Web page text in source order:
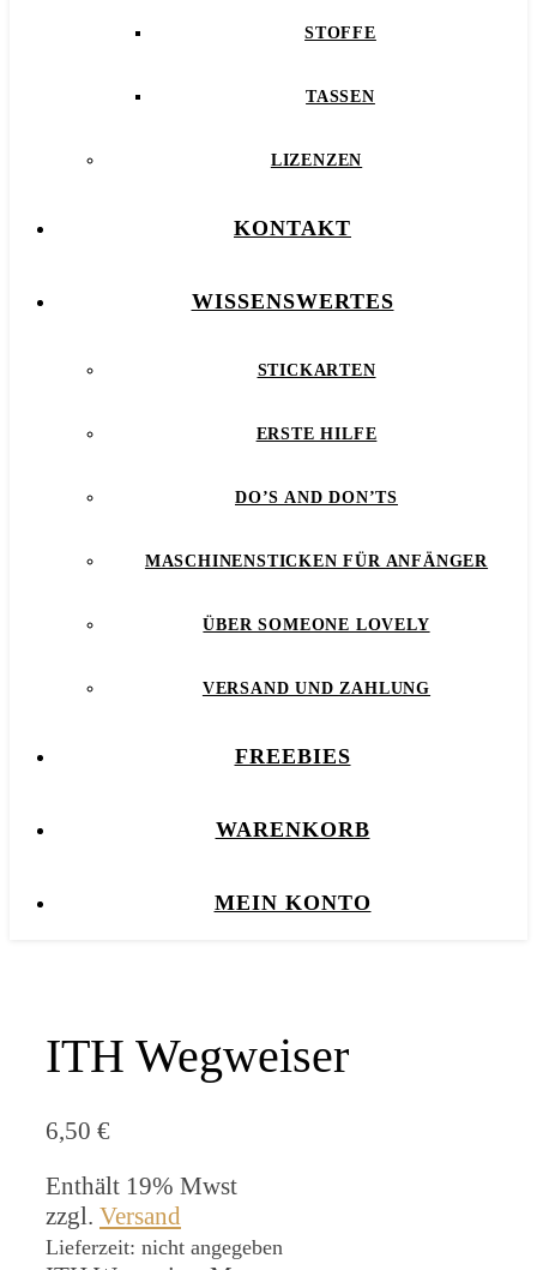
STOFFE
TASSEN
LIZENZEN
KONTAKT
WISSENSWERTES
STICKARTEN
ERSTE HILFE
DO’S AND DON’TS
MASCHINENSTICKEN FÜR ANFÄNGER
ÜBER SOMEONE LOVELY
VERSAND UND ZAHLUNG
FREEBIES
WARENKORB
MEIN KONTO
ITH Wegweiser
6,50 €
Enthält 19% Mwst
zzgl. Versand
Lieferzeit: nicht angegeben